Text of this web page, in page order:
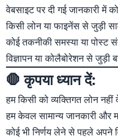
वेबसाइट पर दी गई जानकारी में
किसी लोन या फाइनेंस से जुड़ी
कोई तकनीकी समस्या या पोस्ट
विज्ञापन या कोलैबोरेशन से जुड़ी
🛑 कृपया ध्यान दें:
हम किसी को व्यक्तिगत लोन नहीं
हम केवल सामान्य जानकारी और
कोई भी निर्णय लेने से पहले अपने